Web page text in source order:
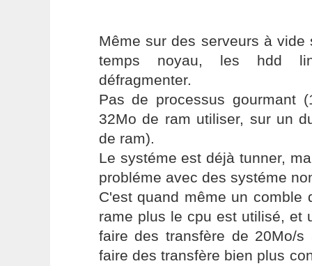
Même sur des serveurs à
temps noyau, les hdd
défragmenter.
Pas de processus gourmant
32Mo de ram utiliser, sur un
de ram).
Le systéme est déjà tunner,
probléme avec des systéme
C'est quand même un comble
rame plus le cpu est utilisé, et
faire des transfère de 20Mo/
faire des transfère bien plus